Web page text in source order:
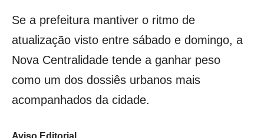
Se a prefeitura mantiver o ritmo de
atualização visto entre sábado e domingo, a
Nova Centralidade tende a ganhar peso
como um dos dossiês urbanos mais
acompanhados da cidade.